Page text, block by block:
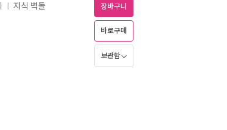
지식 벽돌 장바구니
바로구매
보관함